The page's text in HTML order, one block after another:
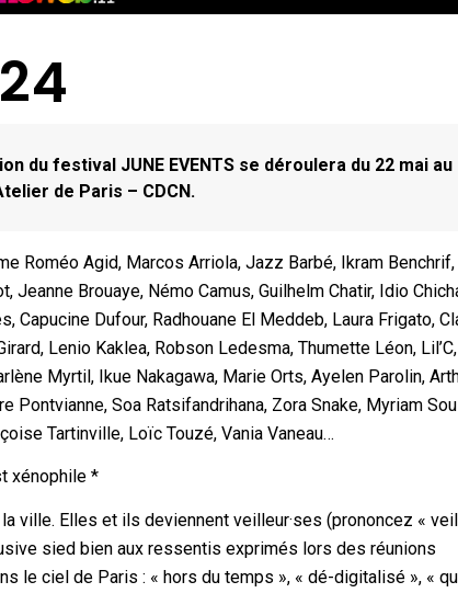
du festival JUNE EVENTS se déroulera du 22 mai au
de Paris – CDCN.
Roméo Agid, Marcos Arriola, Jazz Barbé, Ikram Benchrif,
Jeanne Brouaye, Némo Camus, Guilhelm Chatir, Idio
Capucine Dufour, Radhouane El Meddeb, Laura Frigato,
Lenio Kaklea, Robson Ledesma, Thumette Léon,
Myrtil, Ikue Nakagawa, Marie Orts, Ayelen Parolin,
Pontvianne, Soa Ratsifandrihana, Zora Snake, Myriam
Tartinville, Loïc Touzé, Vania Vaneau…
xénophile *
ville. Elles et ils deviennent veilleur·ses (prononcez «
sied bien aux ressentis exprimés lors des réunions
le ciel de Paris : « hors du temps », « dé-digitalisé », «